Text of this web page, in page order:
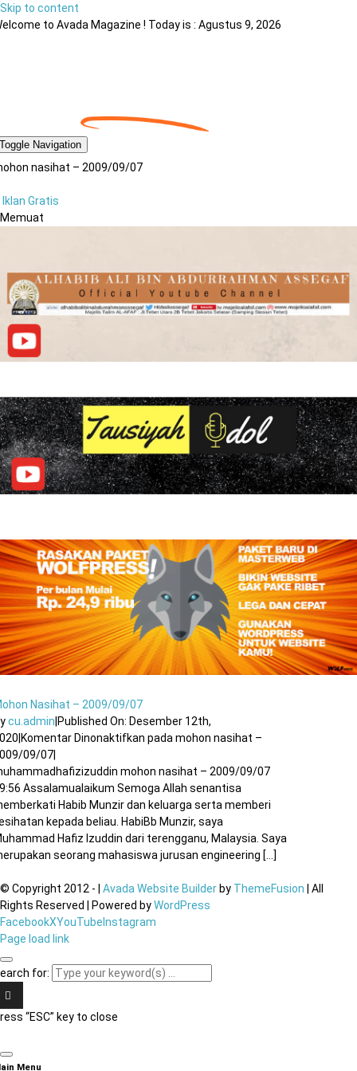
Skip to content
to Avada Magazine ! Today is : Agustus 9, 2026
Toggle Navigation
nasihat – 2009/09/07
Iklan Gratis
Memuat
Nasihat – 2009/09/07
cu.admin Published On: Desember 12th,
Komentar Dinonaktifkan pada mohon nasihat –
09/07
mohon nasihat – 2009/09/07
Assalamualaikum Semoga Allah senantisa
Habib Munzir dan keluarga serta memberi
kepada beliau. HabiBb Munzir, saya
Hafiz Izuddin dari terengganu, Malaysia. Saya
seorang mahasiswa jurusan engineering [...]
© Copyright 2012 - Avada Website Builder by ThemeFusion | All
Rights Reserved | Powered byWordPress
FacebookXYouTube Instagram
Page load link
for:
“ESC” key to close
Menu